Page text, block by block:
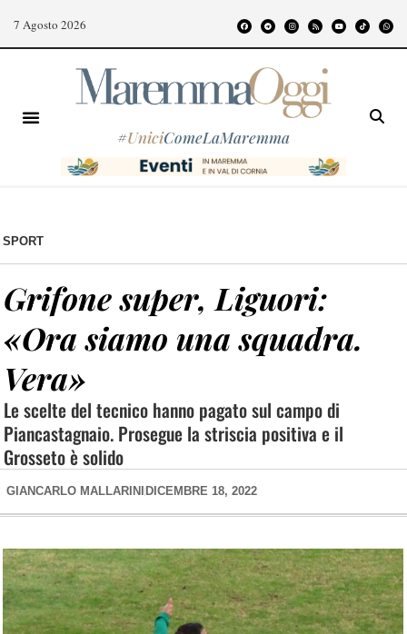
7 Agosto 2026
#UniciComeLaMaremma
SPORT
Grifone super, Liguori:
«Ora siamo una squadra.
Vera»
Le scelte del tecnico hanno pagato sul campo di
Piancastagnaio. Prosegue la striscia positiva e il
Grosseto è solido
GIANCARLO MALLARINI DICEMBRE 18, 2022